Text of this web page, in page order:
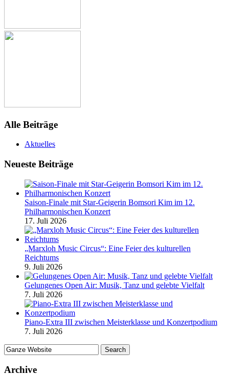
Alle Beiträge
Aktuelles
Neueste Beiträge
Saison-Finale mit Star-Geigerin Bomsori Kim im 12.
Philharmonischen Konzert
17. Juli 2026
„Marxloh Music Circus“: Eine Feier des kulturellen
Reichtums
9. Juli 2026
Gelungenes Open Air: Musik, Tanz und gelebte Vielfalt
7. Juli 2026
Piano-Extra III zwischen Meisterklasse und Konzertpodium
7. Juli 2026
Archive